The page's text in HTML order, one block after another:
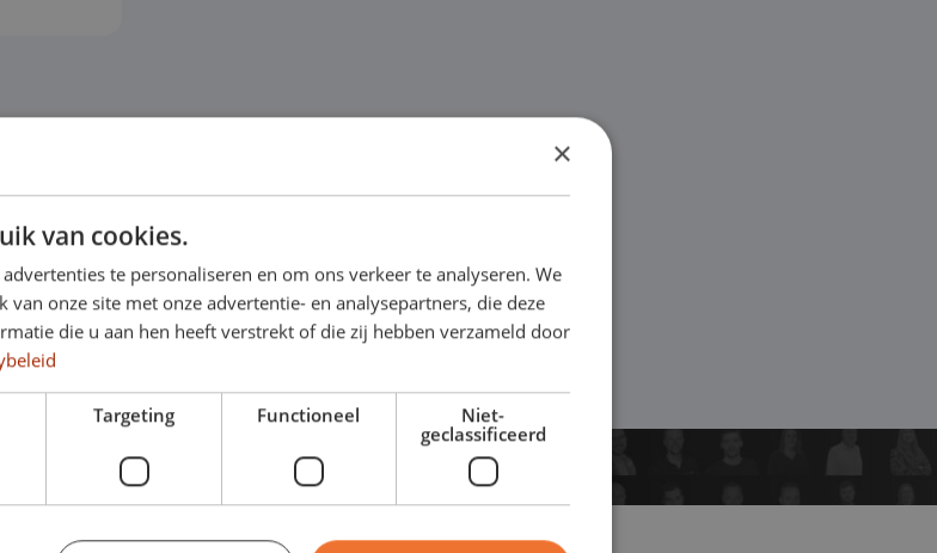
×
van cookies.
te personaliseren en om ons verkeer te analyseren. We
onze site met onze advertentie- en analysepartners, die deze
die u aan hen heeft verstrekt of die zij hebben verzameld door
Targeting Functioneel
Niet-
geclassificeerd